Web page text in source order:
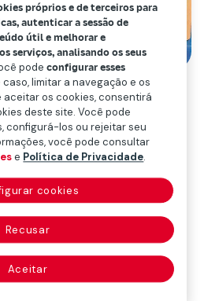
próprios e de terceiros para
autenticar a sessão de
útil e melhorar e
serviços, analisando os seus
podeconfigurar esses
caso, limitar a navegação e os
aceitar os cookies, consentirá
deste site. Você pode
configurá-los ou rejeitar seu
você pode consultar
e Política de Privacidade.
cookies
Recusar
Aceitar